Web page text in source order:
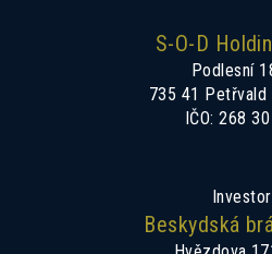
S-O-D
Podlesní
735 41 Petřvald
IČO: 268
Beskydská